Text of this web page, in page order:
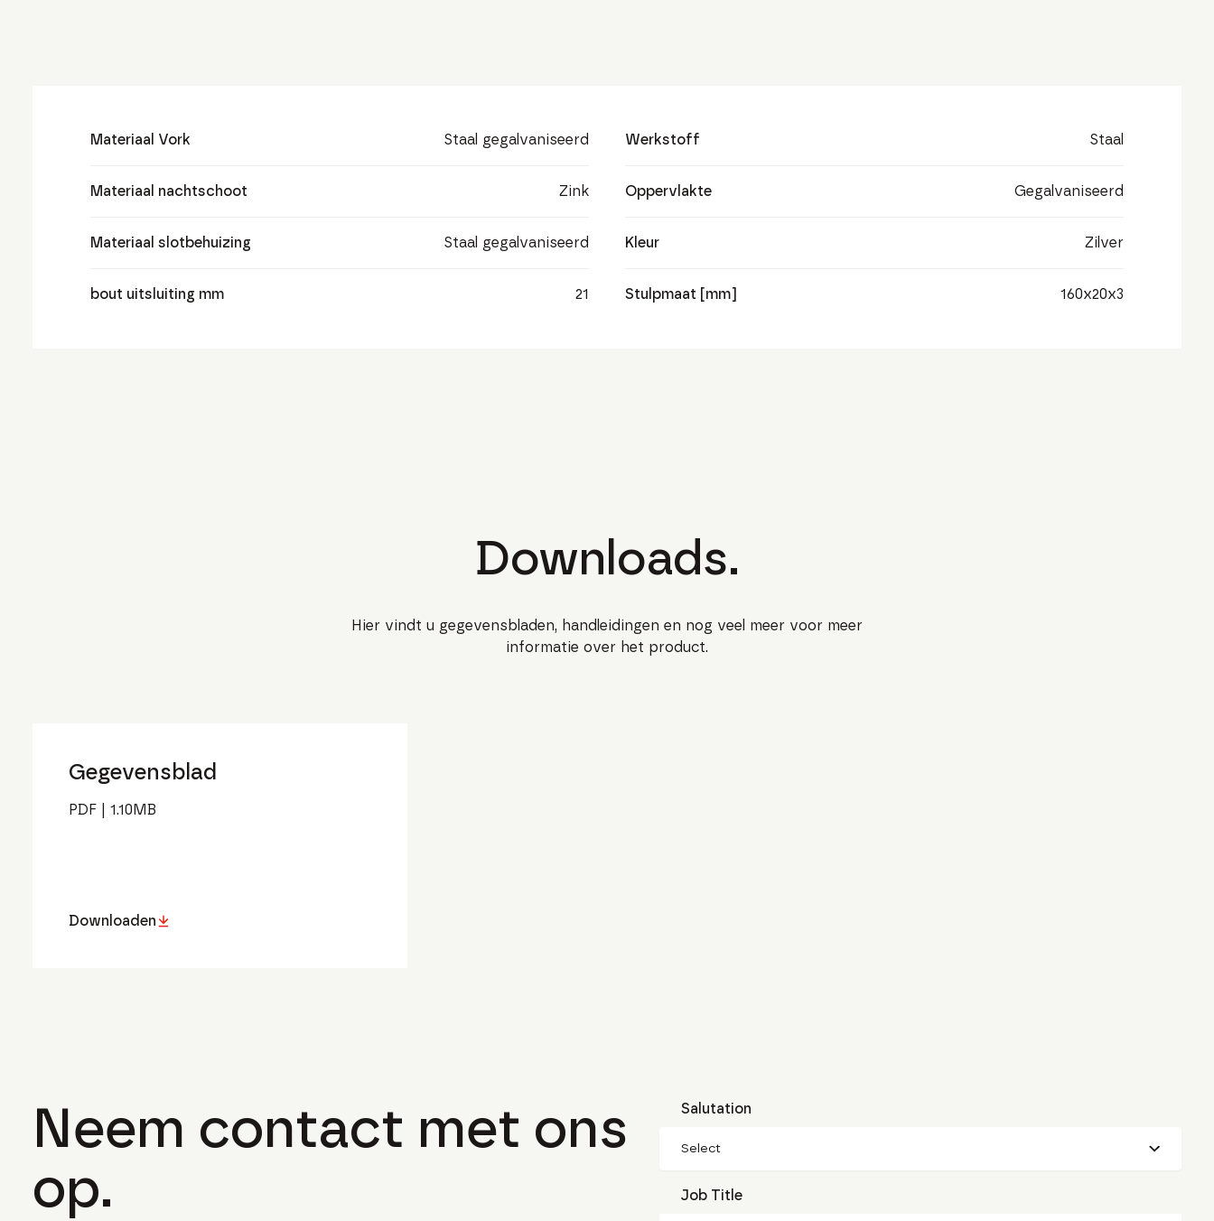
Materiaal Vork Staal gegalvaniseerd
Materiaal nachtschoot Zink
Materiaal slotbehuizing Staal gegalvaniseerd
bout uitsluiting mm 21
Werkstoff Staal
Oppervlakte Gegalvaniseerd
Kleur Zilver
Stulpmaat [mm] 160x20x3
Downloads.
Hier vindt u gegevensbladen, handleidingen en nog veel meer voor meer
informatie over het product.
Gegevensblad
PDF 1.10MB
Downloaden
Neem contact met ons
op.
Salutation
Select
Job Title